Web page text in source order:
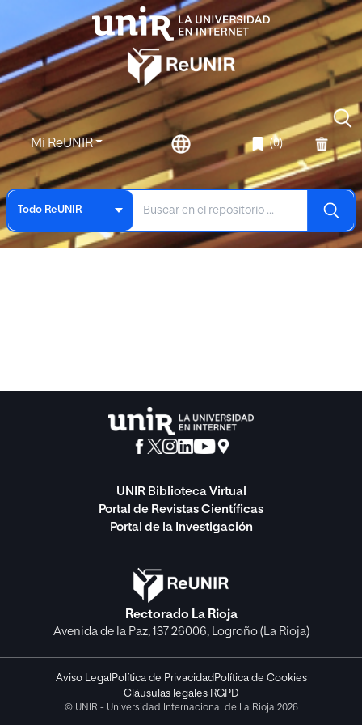
Mi ReUNIR (0)
Todo ReUNIR
UNIR Biblioteca Virtual
Portal de Revistas Científicas
Portal de la Investigación
Rectorado La Rioja
Avenida de la Paz, 137 26006, Logroño (La Rioja)
Aviso Legal Política de Privacidad Política de Cookies
Cláusulas legales RGPD
© UNIR - Universidad Internacional de La Rioja 2026